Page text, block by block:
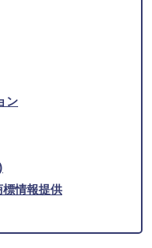
ン
情報提供